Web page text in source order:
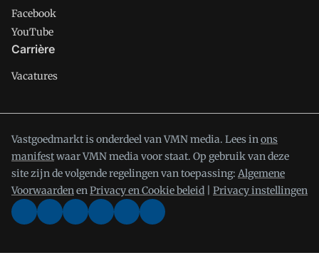
Facebook
YouTube
Carrière
Vacatures
Vastgoedmarkt is onderdeel van VMN media. Lees inons
manifestwaar VMN media voor staat. Op gebruik van deze
site zijn de volgende regelingen van toepassing: Algemene
VoorwaardenenPrivacy en Cookie beleid Privacy instellingen